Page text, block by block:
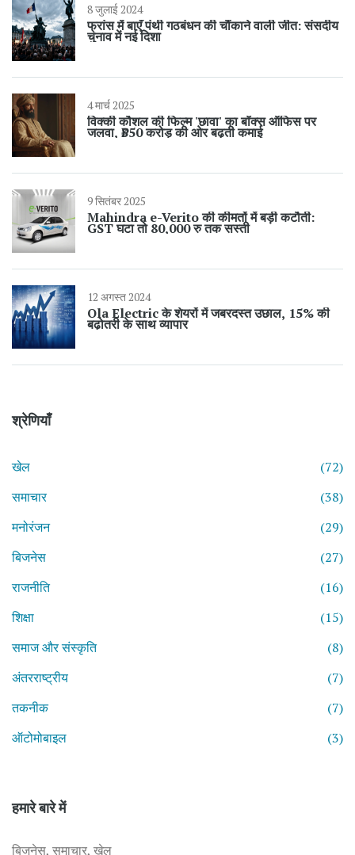
8 जुलाई 2024
फ्रांस में बाएँ पंथी गठबंधन की चौंकाने वाली जीत: संसदीय
चुनाव में नई दिशा
4 मार्च 2025
विक्की कौशल की फिल्म 'छावा' का बॉक्स ऑफिस पर
जलवा, ₹350 करोड़ की ओर बढ़ती कमाई
9 सितंबर 2025
Mahindra e-Verito की कीमतों में बड़ी कटौती:
GST घटा तो 80,000 रु तक सस्ती
12 अगस्त 2024
Ola Electric के शेयरों में जबरदस्त उछाल, 15% की
बढ़ोतरी के साथ व्यापार
श्रेणियाँ
खेल
(72)
समाचार
(38)
मनोरंजन
(29)
बिजनेस
(27)
राजनीति
(16)
शिक्षा
(15)
समाज और संस्कृति
(8)
अंतरराष्ट्रीय
(7)
तकनीक
(7)
ऑटोमोबाइल
(3)
हमारे बारे में
बिजनेस, समाचार, खेल